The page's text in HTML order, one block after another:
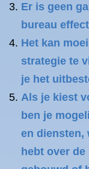
Er is geen
bureau
Het kan
strategie te
je het
Als je kiest
ben je
en diensten,
hebt over